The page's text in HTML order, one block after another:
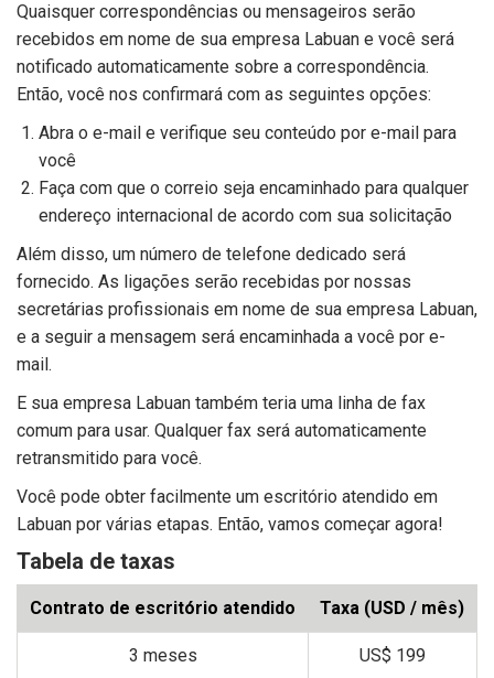
Quaisquer correspondências ou mensageiros serão
recebidos em nome de sua empresa Labuan e você será
notificado automaticamente sobre a correspondência.
Então, você nos confirmará com as seguintes opções:
Abra o e-mail e verifique seu conteúdo por e-mail para
você
Faça com que o correio seja encaminhado para qualquer
endereço internacional de acordo com sua solicitação
Além disso, um número de telefone dedicado será
fornecido. As ligações serão recebidas por nossas
secretárias profissionais em nome de sua empresa Labuan,
e a seguir a mensagem será encaminhada a você por e-
mail.
E sua empresa Labuan também teria uma linha de fax
comum para usar. Qualquer fax será automaticamente
retransmitido para você.
Você pode obter facilmente um escritório atendido em
Labuan por várias etapas. Então, vamos começar agora!
Tabela de taxas
Contrato de escritório atendido Taxa (USD / mês)
3 meses US$ 199